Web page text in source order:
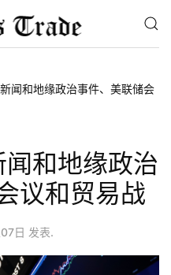
闻和地缘政治事件、美联储会
和地缘政治
议和贸易战
日 发表.